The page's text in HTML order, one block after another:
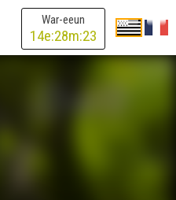
War-eeun
14e:28m:23